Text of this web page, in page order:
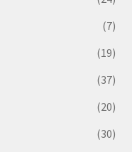
(7)
(19)
(37)
(20)
(30)